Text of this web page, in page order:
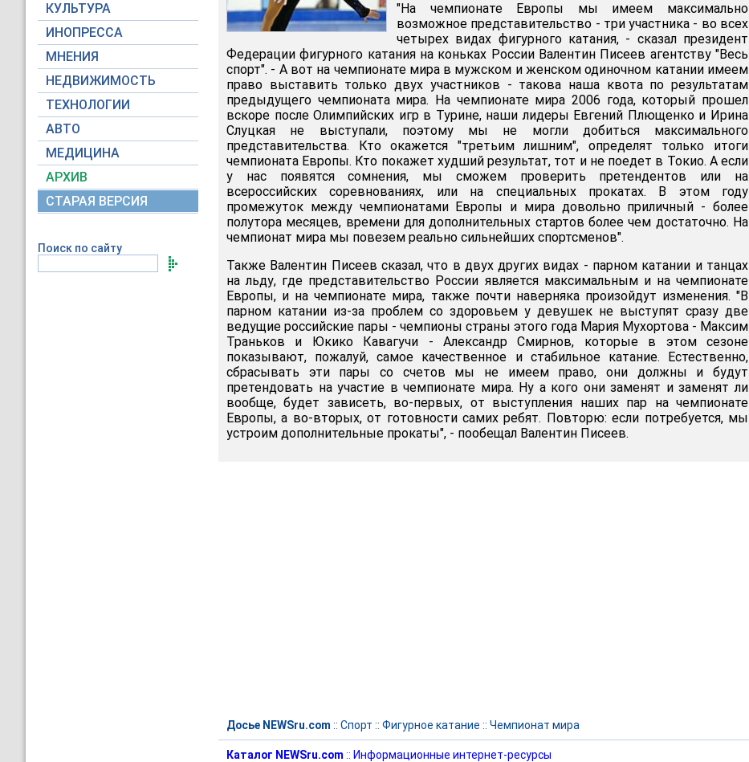
КУЛЬТУРА
ИНОПРЕССА
МНЕНИЯ
НЕДВИЖИМОСТЬ
ТЕХНОЛОГИИ
АВТО
МЕДИЦИНА
АРХИВ
СТАРАЯ ВЕРСИЯ
Поиск по сайту
"На чемпионате Европы мы имеем максимально
возможное представительство - три участника - во всех
четырех видах фигурного катания, - сказал президент
Федерации фигурного катания на коньках России Валентин Писеев агентству "Весь
спорт". - А вот на чемпионате мира в мужском и женском одиночном катании имеем
право выставить только двух участников - такова наша квота по результатам
предыдущего чемпионата мира. На чемпионате мира 2006 года, который прошел
вскоре после Олимпийских игр в Турине, наши лидеры Евгений Плющенко и Ирина
Слуцкая не выступали, поэтому мы не могли добиться максимального
представительства. Кто окажется "третьим лишним", определят только итоги
чемпионата Европы. Кто покажет худший результат, тот и не поедет в Токио. А если
у нас появятся сомнения, мы сможем проверить претендентов или на
всероссийских соревнованиях, или на специальных прокатах. В этом году
промежуток между чемпионатами Европы и мира довольно приличный - более
полутора месяцев, времени для дополнительных стартов более чем достаточно. На
чемпионат мира мы повезем реально сильнейших спортсменов".
Также Валентин Писеев сказал, что в двух других видах - парном катании и танцах
на льду, где представительство России является максимальным и на чемпионате
Европы, и на чемпионате мира, также почти наверняка произойдут изменения. "В
парном катании из-за проблем со здоровьем у девушек не выступят сразу две
ведущие российские пары - чемпионы страны этого года Мария Мухортова - Максим
Траньков и Юкико Кавагучи - Александр Смирнов, которые в этом сезоне
показывают, пожалуй, самое качественное и стабильное катание. Естественно,
сбрасывать эти пары со счетов мы не имеем право, они должны и будут
претендовать на участие в чемпионате мира. Ну а кого они заменят и заменят ли
вообще, будет зависеть, во-первых, от выступления наших пар на чемпионате
Европы, а во-вторых, от готовности самих ребят. Повторю: если потребуется, мы
устроим дополнительные прокаты", - пообещал Валентин Писеев.
Досье NEWSru.com :: Спорт :: Фигурное катание :: Чемпионат мира
Каталог NEWSru.com :: Информационные интернет-ресурсы